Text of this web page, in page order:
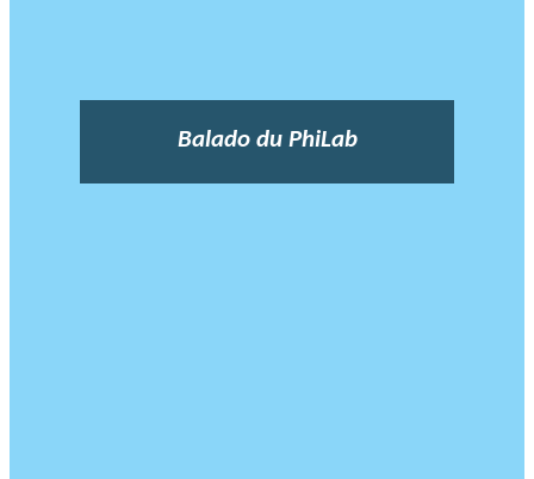
Balado du PhiLab